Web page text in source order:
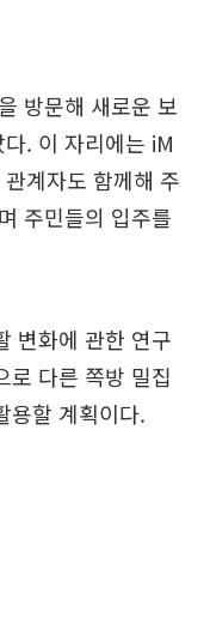
방문해 새로운 보
. 이 자리에는 iM
계자도 함께해 주
주민들의 입주를
변화에 관한 연구
로 다른 쪽방 밀집
용할 계획이다.